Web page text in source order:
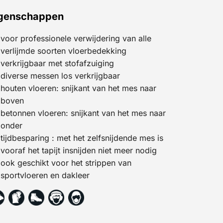
voor professionele verwijdering van alle
verlijmde soorten vloerbedekking
verkrijgbaar met stofafzuiging
diverse messen los verkrijgbaar
houten vloeren: snijkant van het mes naar
boven
betonnen vloeren: snijkant van het mes naar
onder
tijdbesparing : met het zelfsnijdende mes is
vooraf het tapijt insnijden niet meer nodig
ook geschikt voor het strippen van
sportvloeren en dakleer